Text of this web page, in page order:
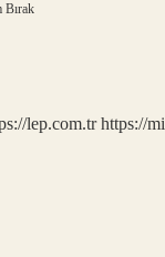
Bırak
lep.com.tr https://